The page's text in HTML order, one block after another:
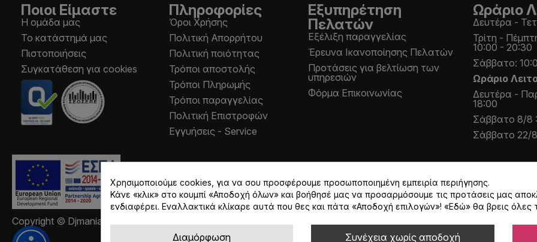
Ποιοι Είμαστε
Η ομάδα μας
Το κατάστημά μας
Πιστοποιήσεις
Συγκατάθεση για cookies
Πληροφορίες
Όροι Χρήσης
Πολιτική Απορρήτου
Πολιτική ποιότητας
Τρόποι αποστολής
Τρόποι Πληρωμής
Τρόποι παραγγελίας
Πολιτική Επιστροφών
Εγγυήσεις - Service
Εξυπηρέτηση
Πελατών
Εξέλιξη παραγγελίας
Έρευνα Ικανοποίησης Πελατών
Προτάσεις για βελτίωση των
υπηρεσιών
Φόρμα Επικοινωνίας
Ωράριο
Δευτέρα -
Τρίτη -
10:00 - 20:30
Σάββατο:
Ωράριο
Δευτέρα -
18:00
Σάββατο 8/8
Σάββατο 22/
Copyright © Djmania 2026 / Οι τιμές περιλαμβάνουν ΦΠΑ 24% εκτός και αν αναγράφεται διαφορετικά.
Χρησιμοποιούμε cookies, για να σου προσφέρουμε προσωποποιημένη εμπειρία περιήγησης.
Κάνε «κλικ» στο κουμπί «Αποδοχή όλων» και βοήθησέ μας να προσαρμόσουμε τις προτάσεις μας
ενδιαφέρει. Εναλλακτικά κλίκαρε αυτά που θες και πάτα «Αποδοχή επιλογών»! «Εδώ» θα βρεις όλες
Συνέχεια χωρίς αποδοχή
Διαμόρφωση